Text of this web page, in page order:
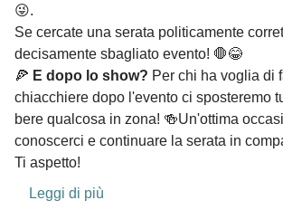
😜.
Se cercate una serata politicamente
decisamente sbagliato evento! 🛑😂
🍕 E dopo lo show? Per chi ha voglia di
chiacchiere dopo l'evento ci sposteremo
bere qualcosa in zona! 🍻Un'ottima
conoscerci e continuare la serata in
Ti aspetto!
Leggi di più